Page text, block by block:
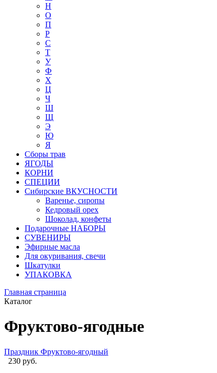
Н
О
П
Р
С
Т
У
Ф
Х
Ц
Ч
Ш
Щ
Э
Ю
Я
Сборы трав
ЯГОДЫ
КОРНИ
СПЕЦИИ
Сибирские ВКУСНОСТИ
Варенье, сиропы
Кедровый орех
Шоколад, конфеты
Подарочные НАБОРЫ
СУВЕНИРЫ
Эфирные масла
Для окуривания, свечи
Шкатулки
УПАКОВКА
Главная страница
Каталог
Фруктово-ягодные
Праздник Фруктово-ягодный
230 руб.